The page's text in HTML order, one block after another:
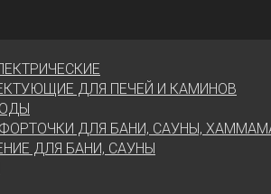
ДЛЯ ПЕЧЕЙ И КАМИНОВ
ДЛЯ БАНИ, САУНЫ,
ДЛЯ БАНИ, САУНЫ